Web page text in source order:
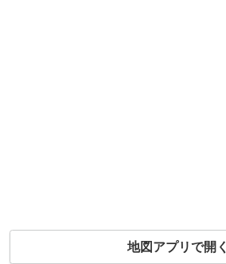
地図アプリで開く